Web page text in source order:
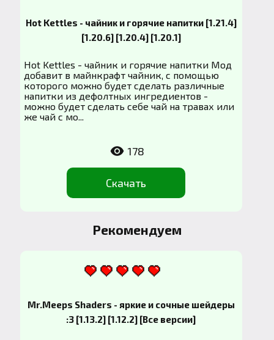
Hot Kettles - чайник и горячие напитки [1.21.4]
[1.20.6] [1.20.4] [1.20.1]
Hot Kettles - чайник и горячие напитки Мод
добавит в майнкрафт чайник, с помощью
которого можно будет сделать различные
напитки из дефолтных ингредиентов -
можно будет сделать себе чай на травах или
же чай с мо...
Скачать
178
Рекомендуем
Mr.Meeps Shaders - яркие и сочные шейдеры
:3 [1.13.2] [1.12.2] [Все версии]